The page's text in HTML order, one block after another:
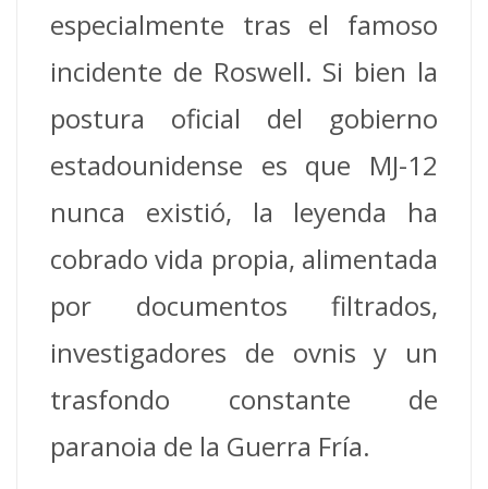
especialmente tras el famoso
incidente de Roswell. Si bien la
postura oficial del gobierno
estadounidense es que MJ-12
nunca existió, la leyenda ha
cobrado vida propia, alimentada
por documentos filtrados,
investigadores de ovnis y un
trasfondo constante de
paranoia de la Guerra Fría.